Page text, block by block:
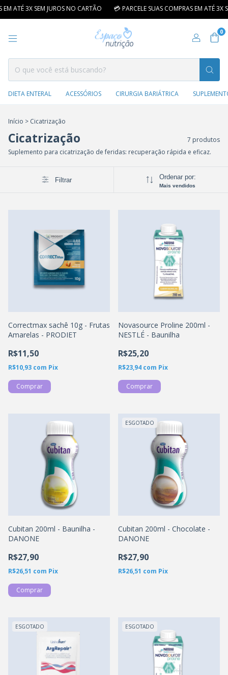
ATÉ 3X SEM JUROS NO CARTÃO 💳 PARCELE SUAS COMPRAS EM ATÉ 3X
0
DIETA ENTERAL ACESSÓRIOS CIRURGIA BARIÁTRICA
Início > Cicatrização
Cicatrização
7 produtos
Suplemento para cicatrização de feridas: recuperação rápida e eficaz.
Filtrar Ordenar por:
Mais vendidos
Correctmax sachê 10g - Frutas
Amarelas - PRODIET
R$11,50
R$10,93 com Pix
Novasource Proline 200ml -
NESTLÉ - Baunilha
R$25,20
R$23,94 com Pix
Cubitan 200ml - Baunilha -
DANONE
R$27,90
R$26,51 com Pix
ESGOTADO
Cubitan 200ml - Chocolate -
DANONE
R$27,90
R$26,51 com Pix
ESGOTADO ESGOTADO